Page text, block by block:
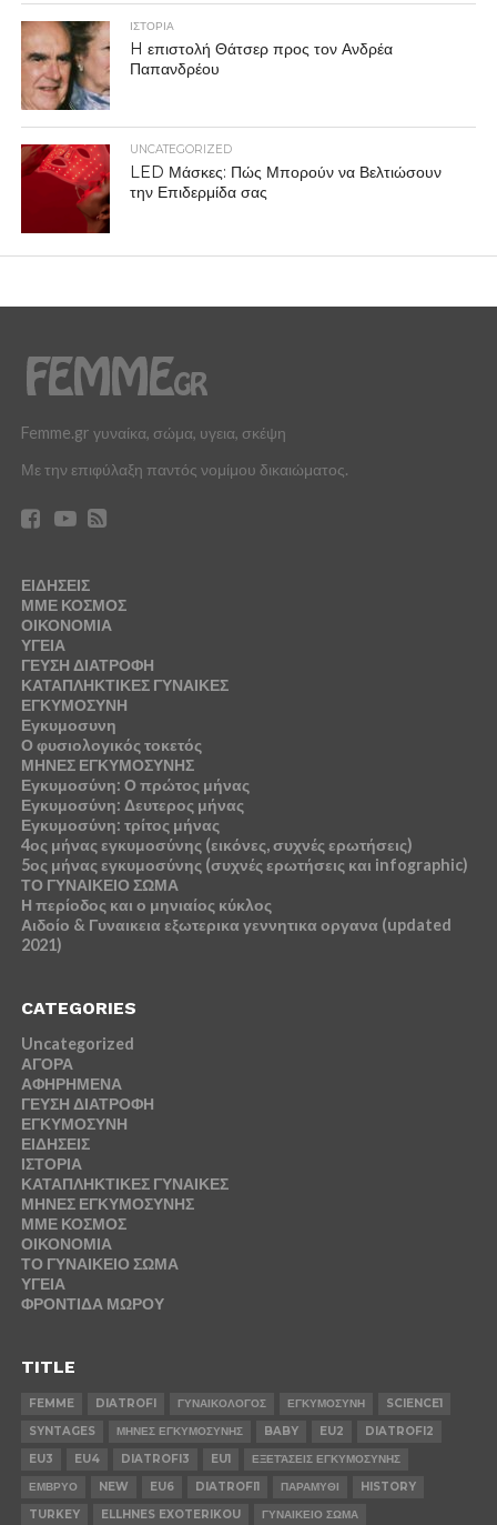
ΙΣΤΟΡΙΑ
H επιστολή Θάτσερ προς τον Ανδρέα
Παπανδρέου
UNCATEGORIZED
LED Μάσκες: Πώς Μπορούν να Βελτιώσουν
την Επιδερμίδα σας
Femme.gr γυναίκα, σώμα, υγεια, σκέψη
Με την επιφύλαξη παντός νομίμου δικαιώματος.
ΕΙΔΗΣΕΙΣ
ΜΜΕ ΚΟΣΜΟΣ
ΟΙΚΟΝΟΜΙΑ
ΥΓΕΙΑ
ΓΕΥΣΗ ΔΙΑΤΡΟΦΗ
ΚΑΤΑΠΛΗΚΤΙΚΕΣ ΓΥΝΑΙΚΕΣ
ΕΓΚΥΜΟΣΥΝΗ
Εγκυμοσυνη
Ο φυσιολογικός τοκετός
ΜΗΝΕΣ ΕΓΚΥΜΟΣΥΝΗΣ
Εγκυμοσύνη: Ο πρώτος μήνας
Εγκυμοσύνη: Δευτερος μήνας
Εγκυμοσύνη: τρίτος μήνας
4ος μήνας εγκυμοσύνης (εικόνες, συχνές ερωτήσεις)
5ος μήνας εγκυμοσύνης (συχνές ερωτήσεις και infographic)
ΤΟ ΓΥΝΑΙΚΕΙΟ ΣΩΜΑ
Η περίοδος και ο μηνιαίος κύκλος
Αιδοίο & Γυναικεια εξωτερικα γεννητικα οργανα (updated
2021)
CATEGORIES
Uncategorized
ΑΓΟΡΑ
ΑΦΗΡΗΜΕΝΑ
ΓΕΥΣΗ ΔΙΑΤΡΟΦΗ
ΕΓΚΥΜΟΣΥΝΗ
ΕΙΔΗΣΕΙΣ
ΙΣΤΟΡΙΑ
ΚΑΤΑΠΛΗΚΤΙΚΕΣ ΓΥΝΑΙΚΕΣ
ΜΗΝΕΣ ΕΓΚΥΜΟΣΥΝΗΣ
ΜΜΕ ΚΟΣΜΟΣ
ΟΙΚΟΝΟΜΙΑ
ΤΟ ΓΥΝΑΙΚΕΙΟ ΣΩΜΑ
ΥΓΕΙΑ
ΦΡΟΝΤΙΔΑ ΜΩΡΟΥ
TITLE
FEMME DIATROFI ΓΥΝΑΙΚΟΛΟΓΟΣ ΕΓΚΥΜΟΣΥΝΗ
SCIENCE1
SYNTAGES
ΜΗΝΕΣ ΕΓΚΥΜΟΣΥΝΗΣ BABY EU2
DIATROFI2
EU3
EU4 DIATROFI3 EU1
ΕΞΕΤΆΣΕΙΣ ΕΓΚΥΜΟΣΥΝΗΣ
ΕΜΒΡΥΟ
NEW EU6 DIATROFI1 ΠΑΡΑΜΥΘΙ
HISTORY
TURKEY
ELLHNES EXOTERIKOU
ΓΥΝΑΙΚΕΙΟ ΣΩΜΑ